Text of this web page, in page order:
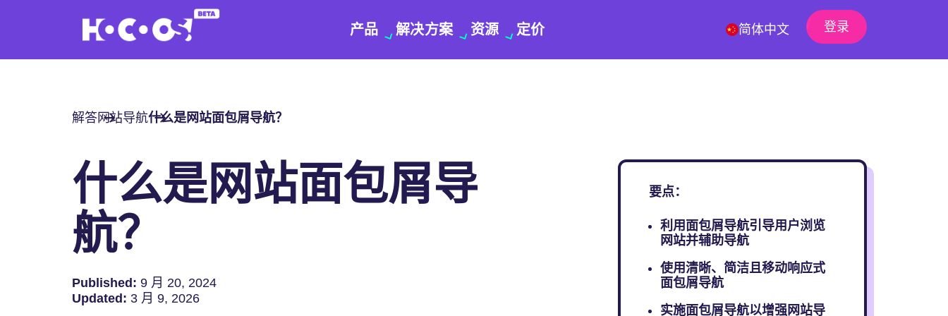
产品 解决方案 资源 定价 简体中文 登录
解答网站导航什么是网站面包屑导航？
什么是网站面包屑导
航？
Published: 9 月 20, 2024
Updated: 3 月 9, 2026
要点：
利用面包屑导航引导用户浏览
网站并辅助导航
使用清晰、简洁且移动响应式
面包屑导航
实施面包屑导航以增强网站导